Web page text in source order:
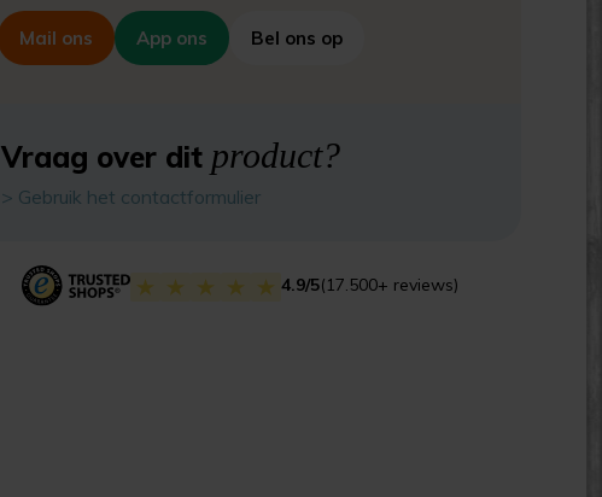
Mail ons App ons Bel ons op
Vraag over dit product?
> Gebruik het contactformulier
4.9/5(17.500+ reviews)